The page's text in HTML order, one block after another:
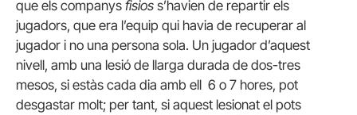
que els companys fisios s’havien de repartir els
jugadors, que era l’equip qui havia de recuperar al
jugador i no una persona sola. Un jugador d’aquest
nivell, amb una lesió de llarga durada de dos-tres
mesos, si estàs cada dia amb ell 6 o 7 hores, pot
desgastar molt; per tant, si aquest lesionat el pots